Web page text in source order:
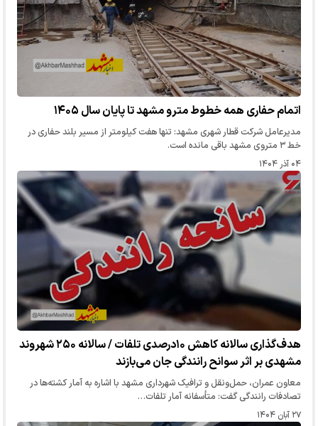
اتمام حفاری همه خطوط مترو مشهد تا پایان سال ۱۴۰۵
مدیرعامل شرکت قطار شهری مشهد: تنها هفت کیلومتر از مسیر بلند حفاری در
خط ۳ متروی مشهد باقی مانده است.
۰۴ آذر ۱۴۰۴
هدف‌گذاری سالانه کاهش ۱۰درصدی تلفات / سالانه ۲۵۰ شهروند
مشهدی بر اثر سوانح رانندگی جان می‌بازند
معاون عمران، حمل‌ونقل و ترافیک شهرداری مشهد با اشاره به آمار کشته‌ها در
تصادفات رانندگی گفت: متأسفانه آمار تلفات…
۲۷ آبان ۱۴۰۴